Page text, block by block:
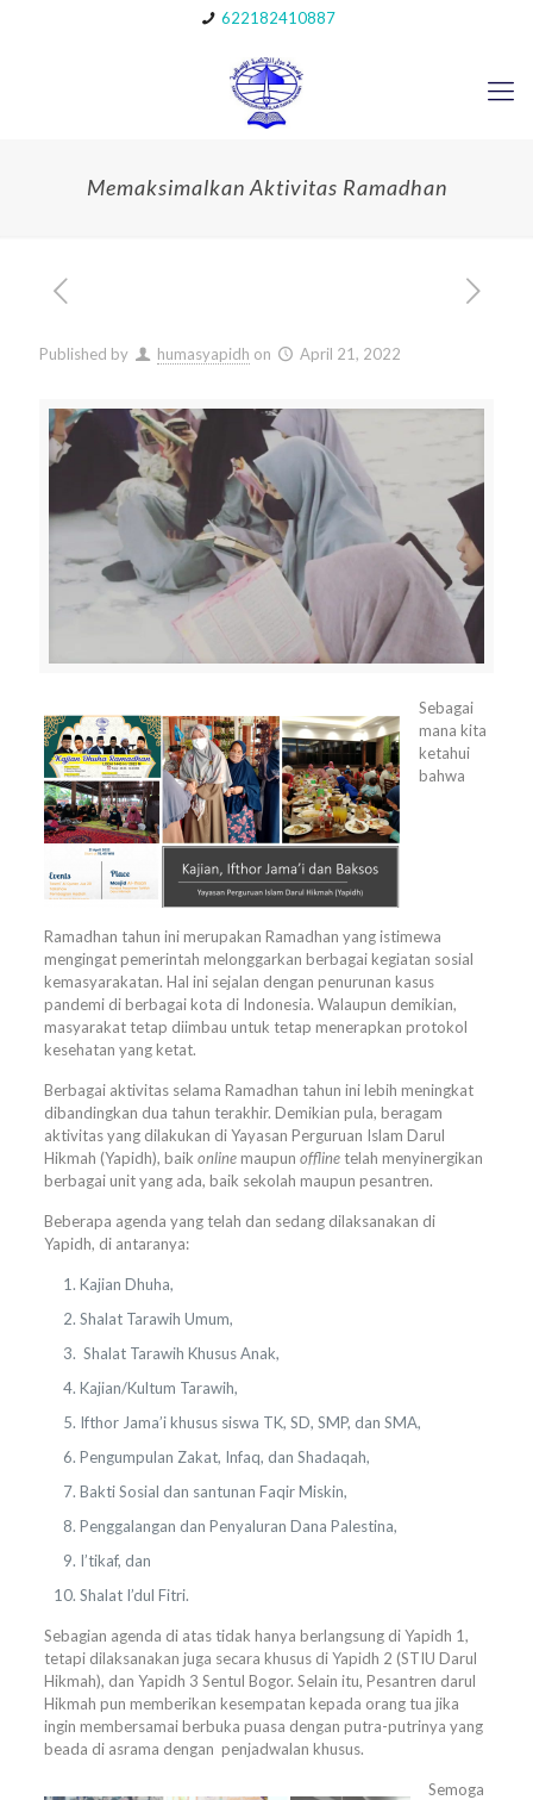
622182410887
Memaksimalkan Aktivitas Ramadhan
Published by humasyapidh on April 21, 2022
Sebagai
mana kita
ketahui
bahwa
Ramadhan tahun ini merupakan Ramadhan yang istimewa
mengingat pemerintah melonggarkan berbagai kegiatan sosial
kemasyarakatan. Hal ini sejalan dengan penurunan kasus
pandemi di berbagai kota di Indonesia. Walaupun demikian,
masyarakat tetap diimbau untuk tetap menerapkan protokol
kesehatan yang ketat.
Berbagai aktivitas selama Ramadhan tahun ini lebih meningkat
dibandingkan dua tahun terakhir. Demikian pula, beragam
aktivitas yang dilakukan di Yayasan Perguruan Islam Darul
Hikmah (Yapidh), baik onlinemaupun offlinetelah menyinergikan
berbagai unit yang ada, baik sekolah maupun pesantren.
Beberapa agenda yang telah dan sedang dilaksanakan di
Yapidh, di antaranya:
Kajian Dhuha,
Shalat Tarawih Umum,
Shalat Tarawih Khusus Anak,
Kajian/Kultum Tarawih,
Ifthor Jama’i khusus siswa TK, SD, SMP, dan SMA,
Pengumpulan Zakat, Infaq, dan Shadaqah,
Bakti Sosial dan santunan Faqir Miskin,
Penggalangan dan Penyaluran Dana Palestina,
I’tikaf, dan
Shalat I’dul Fitri.
Sebagian agenda di atas tidak hanya berlangsung di Yapidh 1,
tetapi dilaksanakan juga secara khusus di Yapidh 2 (STIU Darul
Hikmah), dan Yapidh 3 Sentul Bogor. Selain itu, Pesantren darul
Hikmah pun memberikan kesempatan kepada orang tua jika
ingin membersamai berbuka puasa dengan putra-putrinya yang
beada di asrama dengan penjadwalan khusus.
Semoga